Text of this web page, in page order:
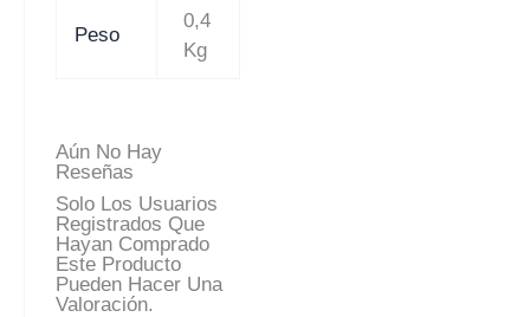
Peso
0,4
Kg
Aún No Hay
Reseñas
Solo Los Usuarios
Registrados Que
Hayan Comprado
Este Producto
Pueden Hacer Una
Valoración.